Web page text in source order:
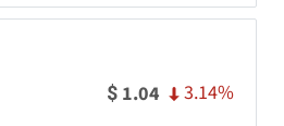
$ 1.04 3.14%